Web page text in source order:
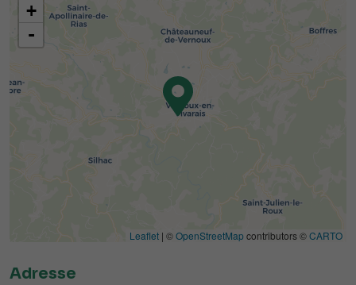
+
-
Leaflet | ©OpenStreetMap contributors ©CARTO
Adresse